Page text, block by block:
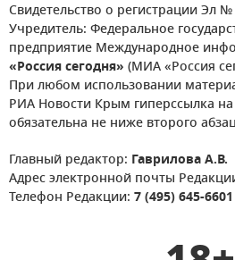
Свидетельство о регистрации Эл
Учредитель: Федеральное
предприятие Международное
«Россия сегодня» (МИА «Россия
При любом использовании
РИА Новости Крым гиперссылка
обязательна не ниже второго
Главный редактор: Гаврилова А.В.
Адрес электронной почты
Телефон Редакции: 7 (495) 645-6601